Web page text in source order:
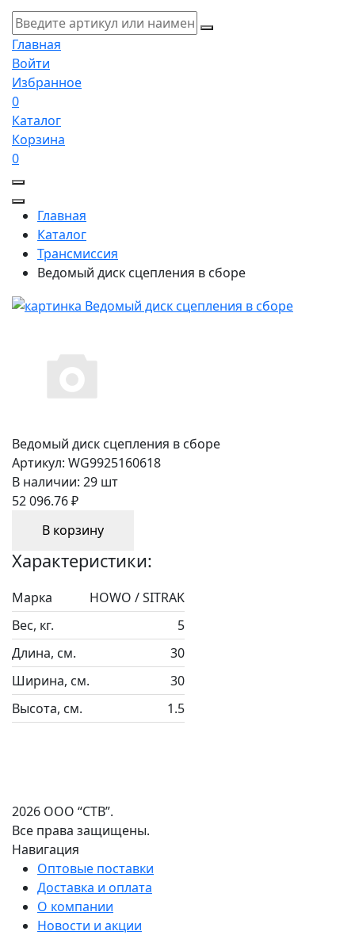
Главная
Войти
Избранное
0
Каталог
Корзина
0
Главная
Каталог
Трансмиссия
Ведомый диск сцепления в сборе
Ведомый диск сцепления в сборе
Артикул: WG9925160618
В наличии: 29 шт
52 096.76 ₽
В корзину
Характеристики:
Марка
HOWO / SITRAK
Вес, кг.
5
Длина, см.
30
Ширина, см.
30
Высота, см.
1.5
2026 ООО “СТВ”.
Все права защищены.
Навигация
Оптовые поставки
Доставка и оплата
О компании
Новости и акции